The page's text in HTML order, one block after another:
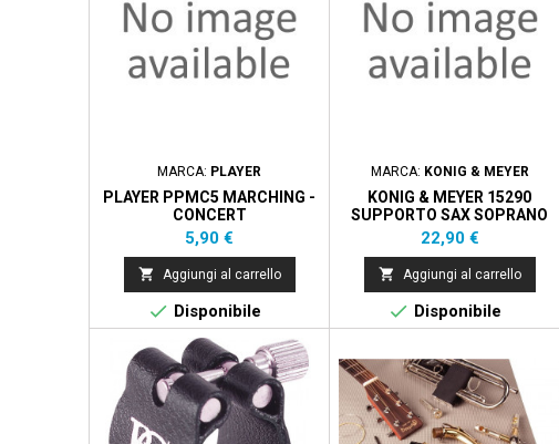
MARCA: PLAYER
PLAYER PPMC5 MARCHING -
CONCERT
Prezzo
5,90 €
 Aggiungi al carrello
 Disponibile
MARCA: KONIG & MEYER
KONIG & MEYER 15290
SUPPORTO SAX SOPRANO
BLACK
Prezzo
22,90 €
 Aggiungi al carrello
 Disponibile